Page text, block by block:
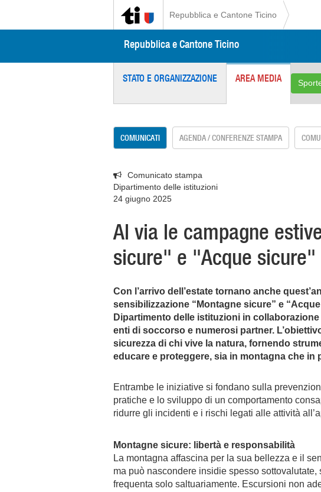
Repubblica e Cantone Ticino
Repubblica e Cantone Ticino
STATO E ORGANIZZAZIONE AREA MEDIA
COMUNICATI AGENDA / CONFERENZE STAMPA
Comunicato stampa
Dipartimento delle istituzioni
24 giugno 2025
Al via le campagne
sicure" e "Acque sicure"
Con l’arrivo dell’estate tornano anche
sensibilizzazione “Montagne sicure” e
Dipartimento delle istituzioni in
enti di soccorso e numerosi partner.
sicurezza di chi vive la natura, fornendo
educare e proteggere, sia in montagna che in
Entrambe le iniziative si fondano sulla
pratiche e lo sviluppo di un comportamento
ridurre gli incidenti e i rischi legati alle attività
Montagne sicure: libertà e responsabilità
La montagna affascina per la sua bellezza e il
ma può nascondere insidie spesso sottovalutate,
frequenta solo saltuariamente. Escursioni non